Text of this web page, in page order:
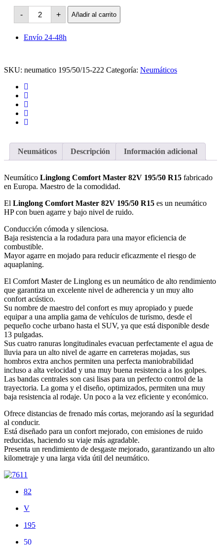
-
LINGLONG
Comfort
Master
-82V
cantidad
+ Añadir al carrito
Envío 24-48h
SKU: neumatico 195/50/15-222 Categoría: Neumáticos
Neumáticos Descripción Información adicional
Neumático Linglong Comfort Master 82V 195/50 R15 fabricado
en Europa. Maestro de la comodidad.
El Linglong Comfort Master 82V 195/50 R15 es un neumático
HP con buen agarre y bajo nivel de ruido.
Conducción cómoda y silenciosa.
Baja resistencia a la rodadura para una mayor eficiencia de
combustible.
Mayor agarre en mojado para reducir eficazmente el riesgo de
aquaplaning.
El Comfort Master de Linglong es un neumático de alto rendimiento
que garantiza un excelente nivel de adherencia y un muy alto
confort acústico.
Su nombre de maestro del confort es muy apropiado y puede
equipar a una amplia gama de vehículos de turismo, desde el
pequeño coche urbano hasta el SUV, ya que está disponible desde
13 pulgadas.
Sus cuatro ranuras longitudinales evacuan perfectamente el agua de
lluvia para un alto nivel de agarre en carreteras mojadas, sus
hombros extra anchos permiten una perfecta maniobrabilidad
incluso a alta velocidad y una muy buena resistencia a los golpes.
Las bandas centrales son casi lisas para un perfecto control de la
trayectoria. La goma y el diseño, optimizados, permiten una muy
baja resistencia al rodaje. Un poco a la vez eficiente y económico.
Ofrece distancias de frenado más cortas, mejorando así la seguridad
al conducir.
Está diseñado para un confort mejorado, con emisiones de ruido
reducidas, haciendo su viaje más agradable.
Presenta un rendimiento de desgaste mejorado, garantizando un alto
kilometraje y una larga vida útil del neumático.
82
V
195
50